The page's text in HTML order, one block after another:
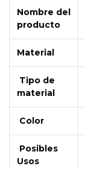
Nombre del
producto
Material
Tipo de
material
Color
Posibles
Usos